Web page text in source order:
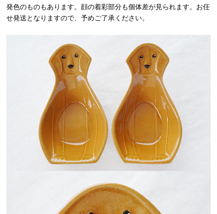
発色のものもあります。顔の着彩部分も個体差が見られます。お任
せ発送となりますので、予めご了承ください。